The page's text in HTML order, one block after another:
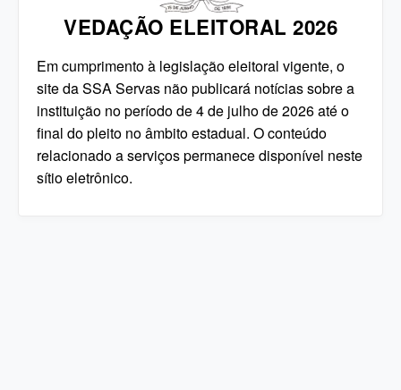
VEDAÇÃO ELEITORAL 2026
Em cumprimento à legislação eleitoral vigente, o
site da SSA Servas não publicará notícias sobre a
instituição no período de 4 de julho de 2026 até o
final do pleito no âmbito estadual. O conteúdo
relacionado a serviços permanece disponível neste
sítio eletrônico.